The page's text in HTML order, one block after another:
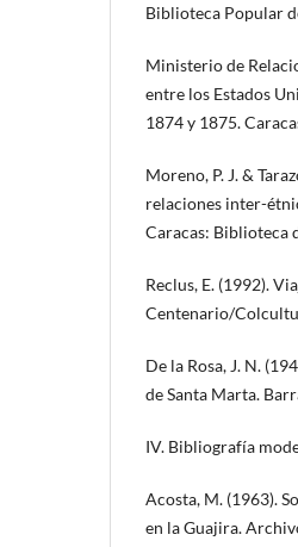
Biblioteca Popular
Ministerio de
entre los Estados
1874 y 1875.
Moreno, P. J. &
relaciones inter-
Caracas: Biblioteca
Reclus, E. (1992).
Centenario/
De la Rosa, J. N.
de Santa Marta.
IV. Bibliografía
Acosta, M. (1963).
en la Guajira.